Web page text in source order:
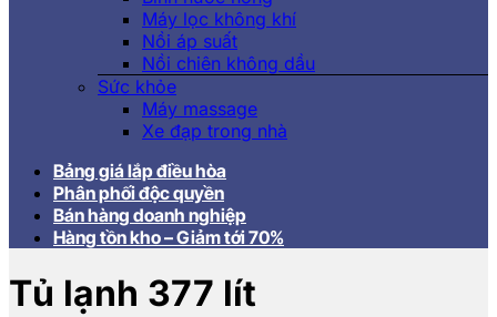
Máy lọc không khí
Nồi áp suất
Nồi chiên không dầu
Sức khỏe
Máy massage
Xe đạp trong nhà
Bảng giá lắp điều hòa
Phân phối độc quyền
Bán hàng doanh nghiệp
Hàng tồn kho – Giảm tới 70%
Tủ lạnh 377 lít